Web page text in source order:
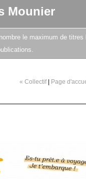
Mounier
le maximum de titres
« Collectif| Page